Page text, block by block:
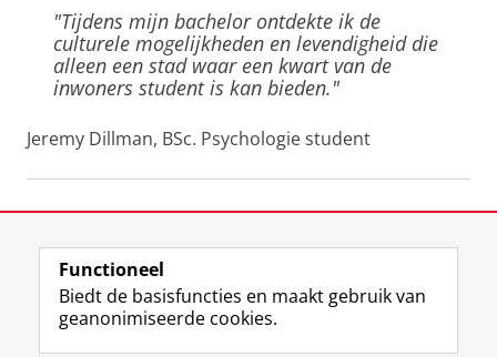
"Tijdens mijn bachelor ontdekte ik de
culturele mogelijkheden en levendigheid die
alleen een stad waar een kwart van de
inwoners student is kan bieden."
Jeremy Dillman, BSc. Psychologie student
View this page in:English
Functioneel
Biedt de basisfuncties en maakt gebruik van
geanonimiseerde cookies.